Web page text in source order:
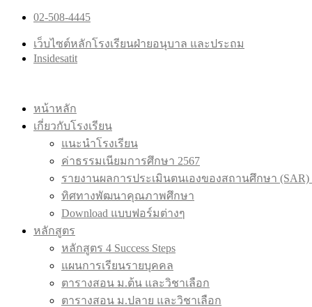
02-508-4445
เว็บไซต์หลักโรงเรียนฝ่ายอนุบาล และประถม
Insidesatit
หน้าหลัก
เกี่ยวกับโรงเรียน
แนะนำโรงเรียน
ค่าธรรมเนียมการศึกษา 2567
รายงานผลการประเมินตนเองของสถานศึกษา (SAR)
ทิศทางพัฒนาคุณภาพศึกษา
Download แบบฟอร์มต่างๆ
หลักสูตร
หลักสูตร 4 Success Steps
แผนการเรียนรายบุคคล
ตารางสอน ม.ต้น และวิชาเลือก
ตารางสอน ม.ปลาย และวิชาเลือก